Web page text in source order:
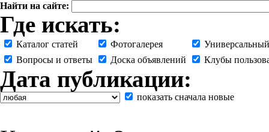
Найти на сайте:
Где искать:
Каталог статей Фотогалерея
Вопросы и ответы
Доска объявлений Клубы
Дата публикации:
показать сначала новые